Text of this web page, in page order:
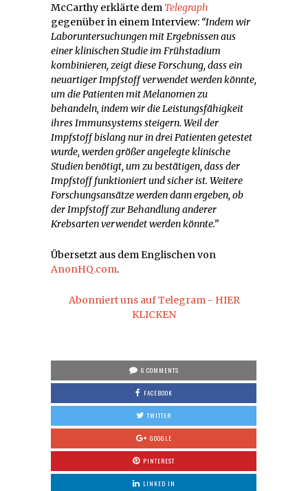
McCarthy erklärte dem Telegraph
gegenüber in einem Interview: “Indem wir
Laboruntersuchungen mit Ergebnissen aus
einer klinischen Studie im Frühstadium
kombinieren, zeigt diese Forschung, dass ein
neuartiger Impfstoff verwendet werden könnte,
um die Patienten mit Melanomen zu
behandeln, indem wir die Leistungsfähigkeit
ihres Immunsystems steigern. Weil der
Impfstoff bislang nur in drei Patienten getestet
wurde, werden größer angelegte klinische
Studien benötigt, um zu bestätigen, dass der
Impfstoff funktioniert und sicher ist. Weitere
Forschungsansätze werden dann ergeben, ob
der Impfstoff zur Behandlung anderer
Krebsarten verwendet werden könnte.”
Übersetzt aus dem Englischen von
AnonHQ.com.
Abonniert uns auf Telegram - HIER
KLICKEN
6 COMMENTS
FACEBOOK
TWITTER
GOOGLE
PINTEREST
LINKED IN